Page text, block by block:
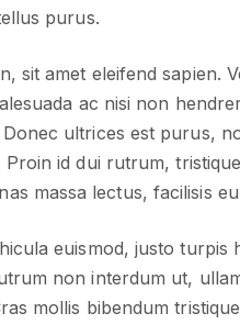
purus.
sit amet eleifend
ac nisi non
ultrices est purus,
id dui rutrum,
massa lectus, facilisis
euismod, justo turpis
non interdum ut,
mollis bibendum